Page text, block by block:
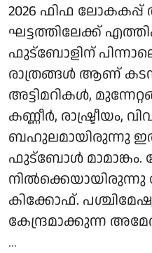
2026 ഫിഫ
ഘട്ടത്തിലേക്ക്
ഫുട്‌ബോളിന്
രാത്രങ്ങള്‍ ആണ്
അട്ടിമറികള്‍,
കണ്ണീര്‍, രാഷ്ട്രീയം,
ബഹുലമായിരുന്നു
ഫുട്‌ബോള്‍ മാമാങ്കം.
നില്‍ക്കെയായിരുന്നു
കിക്കോഫ്.
കേന്ദ്രമാക്കുന്ന
...